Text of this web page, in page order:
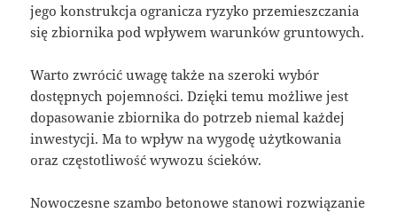
jego konstrukcja ogranicza ryzyko przemieszczania
się zbiornika pod wpływem warunków gruntowych.
Warto zwrócić uwagę także na szeroki wybór
dostępnych pojemności. Dzięki temu możliwe jest
dopasowanie zbiornika do potrzeb niemal każdej
inwestycji. Ma to wpływ na wygodę użytkowania
oraz częstotliwość wywozu ścieków.
Nowoczesne szambo betonowe stanowi rozwiązanie